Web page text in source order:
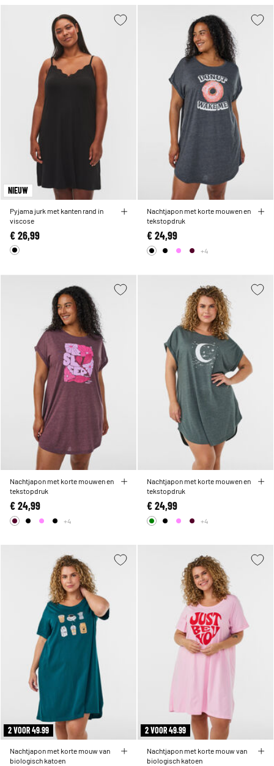
NIEUW
Pyjama jurk met kanten rand in
viscose
€ 26,99
Nachtjapon met korte mouwen en
tekstopdruk
€ 24,99
+4
Nachtjapon met korte mouwen en
tekstopdruk
€ 24,99
+4
Nachtjapon met korte mouwen en
tekstopdruk
€ 24,99
+4
2 VOOR 49.99
Nachtjapon met korte mouw van
biologisch katoen
2 VOOR 49.99
Nachtjapon met korte mouw van
biologisch katoen